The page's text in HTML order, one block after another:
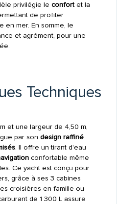
privilégie le confortet la
de profiter
en mer. En somme, le
et agrément, pour une
Techniques
et une largeur de 4,50 m,
par son design raffiné
. Il offre un tirant d'eau
confortable même
Ce yacht est conçu pour
grâce à ses 3 cabines
croisières en famille ou
de 1 300 L assure